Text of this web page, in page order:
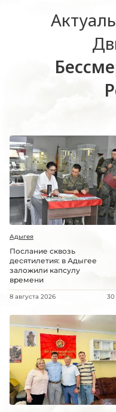
Адыгея
Послание сквозь
десятилетия: в Адыгее
заложили капсулу
времени
8 августа 2026 30